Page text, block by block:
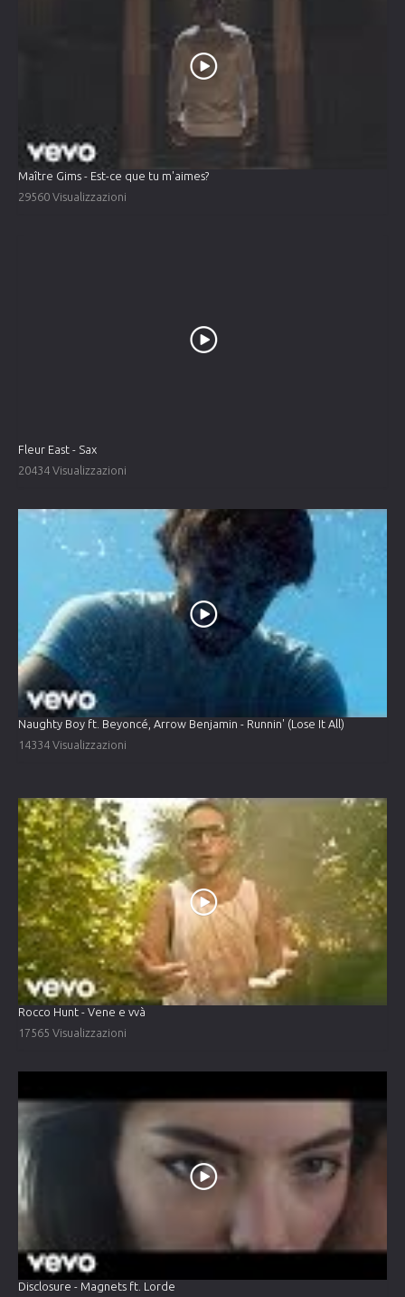
Maître Gims - Est-ce que tu m'aimes?
29560 Visualizzazioni
Fleur East - Sax
20434 Visualizzazioni
Naughty Boy ft. Beyoncé, Arrow Benjamin - Runnin' (Lose It All)
14334 Visualizzazioni
Rocco Hunt - Vene e vvà
17565 Visualizzazioni
Disclosure - Magnets ft. Lorde